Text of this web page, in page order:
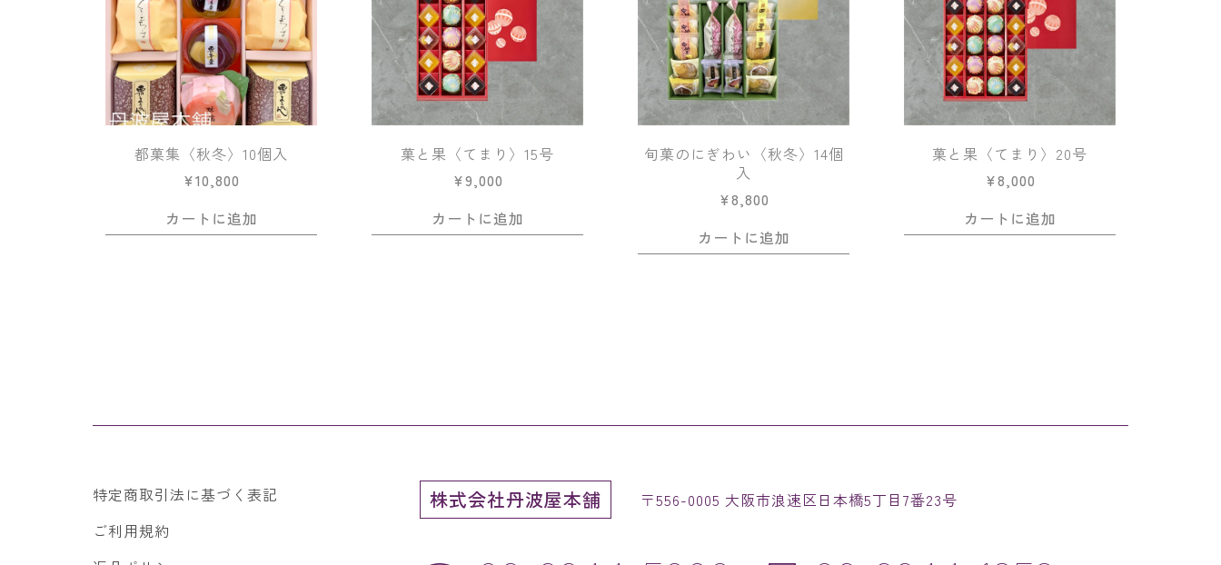
都菓集〈秋冬〉10個入
¥10,800
カートに追加
菓と果〈てまり〉15号
¥9,000
カートに追加
旬菓のにぎわい〈秋冬〉14個
入
¥8,800
カートに追加
菓と果〈てまり〉20号
¥8,000
カートに追加
特定商取引法に基づく表記
ご利用規約
株式会社丹波屋本舗 〒556-0005 大阪市浪速区日本橋5丁目7番23号